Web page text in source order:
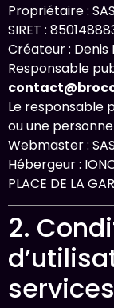
Propriétaire :
SIRET :
Créateur : Denis
Responsable
Le responsable
ou une
Webmaster :
Hébergeur :
PLACE DE LA
2.